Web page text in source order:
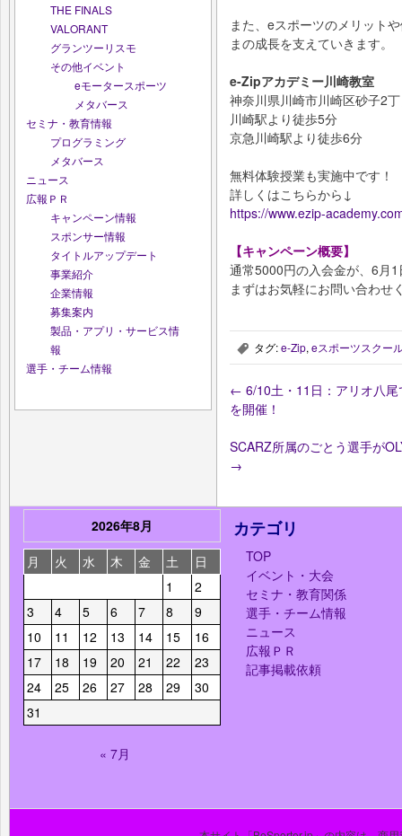
THE FINALS
VALORANT
グランツーリスモ
その他イベント
eモータースポーツ
メタバース
セミナ・教育情報
プログラミング
メタバース
ニュース
広報ＰＲ
キャンペーン情報
スポンサー情報
タイトルアップデート
事業紹介
企業情報
募集案内
製品・アプリ・サービス情
報
選手・チーム情報
また、eスポーツのメリット
まの成長を支えていきます。
e-Zipアカデミー川崎教室
神奈川県川崎市川崎区砂子2
川崎駅より徒歩5分
京急川崎駅より徒歩6分
無料体験授業も実施中です！
詳しくはこちらから↓
https://www.ezip-
【キャンペーン概要】
通常5000円の入会金が、6月
まずはお気軽にお問い合わせ
, タグ:e-Zip, eスポーツスクー
← 6/10土・11日：アリオ八
を開催！
SCARZ所属のごとう選手が
→
2026年8月
月
火 水 木 金 土
日
1
2
3
4 5 6 7 8
9
10
11 12 13 14 15
16
17
18 19 20 21 22
23
24
25 26 27 28 29
30
31
« 7月
カテゴリ
TOP
イベント・大会
セミナ・教育関係
選手・チーム情報
ニュース
広報ＰＲ
記事掲載依頼